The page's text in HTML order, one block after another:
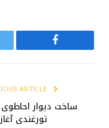
Facebook
ساخت دیوار احاطوی
تورغندی